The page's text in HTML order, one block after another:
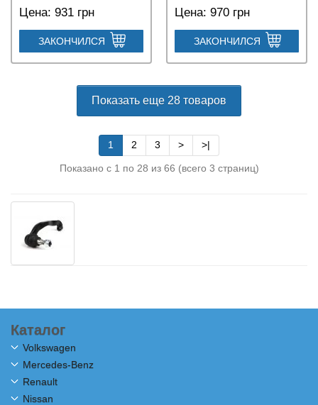
Цена: 931 грн
ЗАКОНЧИЛСЯ
Цена: 970 грн
ЗАКОНЧИЛСЯ
Показать еще 28 товаров
1 2 3 > >|
Показано с 1 по 28 из 66 (всего 3 страниц)
Каталог
Volkswagen
Mercedes-Benz
Renault
Nissan